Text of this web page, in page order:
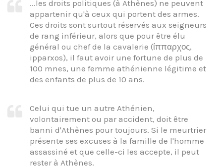
...les droits politiques (à Athènes) ne peuvent
appartenir qu'à ceux qui portent des armes.
Ces droits sont surtout réservés aux seigneurs
de rang inférieur, alors que pour être élu
général ou chef de la cavalerie (ίππαρχος,
ipparxos), il faut avoir une fortune de plus de
100 mnes, une femme athénienne légitime et
des enfants de plus de 10 ans.
Celui qui tue un autre Athénien,
volontairement ou par accident, doit être
banni d'Athènes pour toujours. Si le meurtrier
présente ses excuses à la famille de l'homme
assassiné et que celle-ci les accepte, il peut
rester à Athènes.